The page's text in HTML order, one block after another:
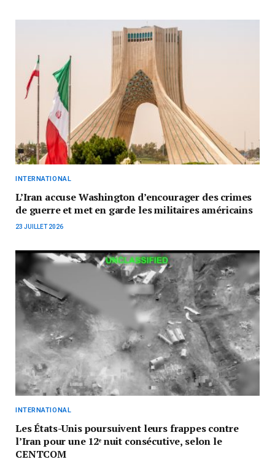
INTERNATIONAL
L’Iran accuse Washington d’encourager des crimes
de guerre et met en garde les militaires américains
23 JUILLET 2026
INTERNATIONAL
Les États-Unis poursuivent leurs frappes contre
l’Iran pour une 12ᵉ nuit consécutive, selon le
CENTCOM